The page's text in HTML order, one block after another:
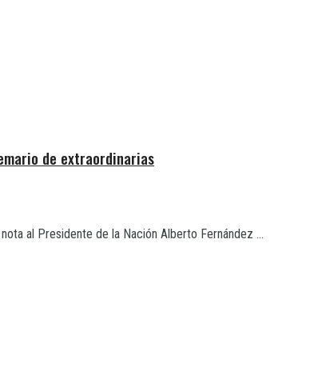
de extraordinarias
al Presidente de la Nación Alberto Fernández ...